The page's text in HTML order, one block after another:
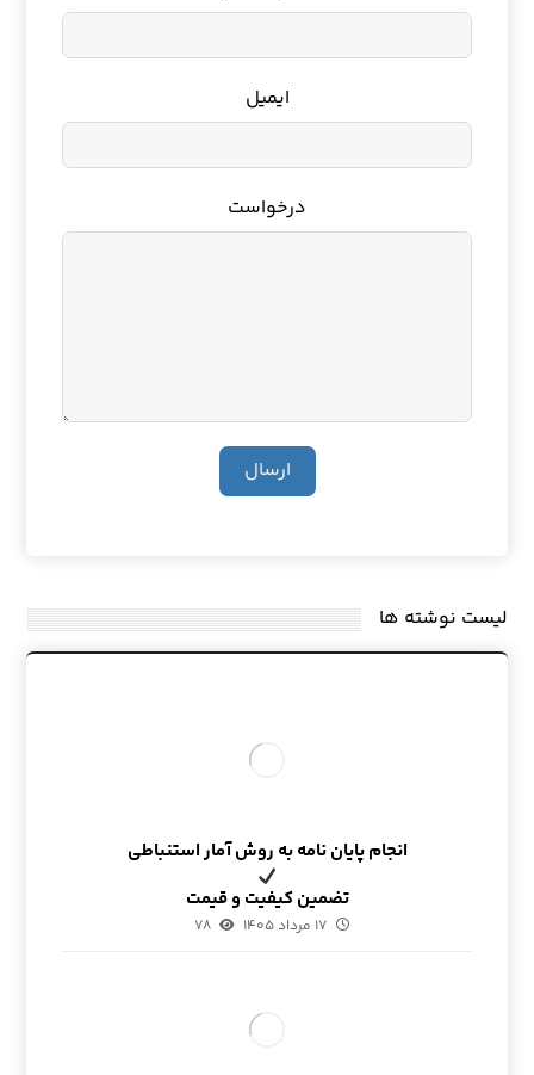
ایمیل
درخواست
ارسال
لیست نوشته ها
انجام پایان نامه به روش آمار استنباطی
تضمین کیفیت و قیمت
۱۷ مرداد ۱۴۰۵ ۷۸